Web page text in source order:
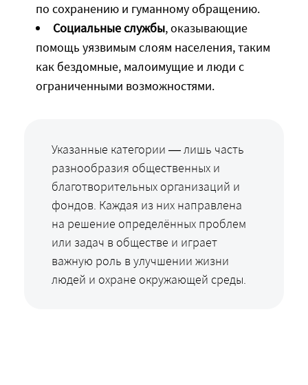
по сохранению и гуманному обращению.
Социальные службы, оказывающие
помощь уязвимым слоям населения, таким
как бездомные, малоимущие и люди с
ограниченными возможностями.
Указанные категории — лишь часть
разнообразия общественных и
благотворительных организаций и
фондов. Каждая из них направлена
на решение определённых проблем
или задач в обществе и играет
важную роль в улучшении жизни
людей и охране окружающей среды.